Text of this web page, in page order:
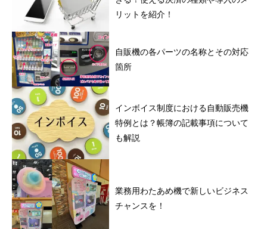
リットを紹介！
自販機の各パーツの名称とその対応
箇所
インボイス制度における自動販売機
特例とは？帳簿の記載事項について
も解説
業務用わたあめ機で新しいビジネス
チャンスを！